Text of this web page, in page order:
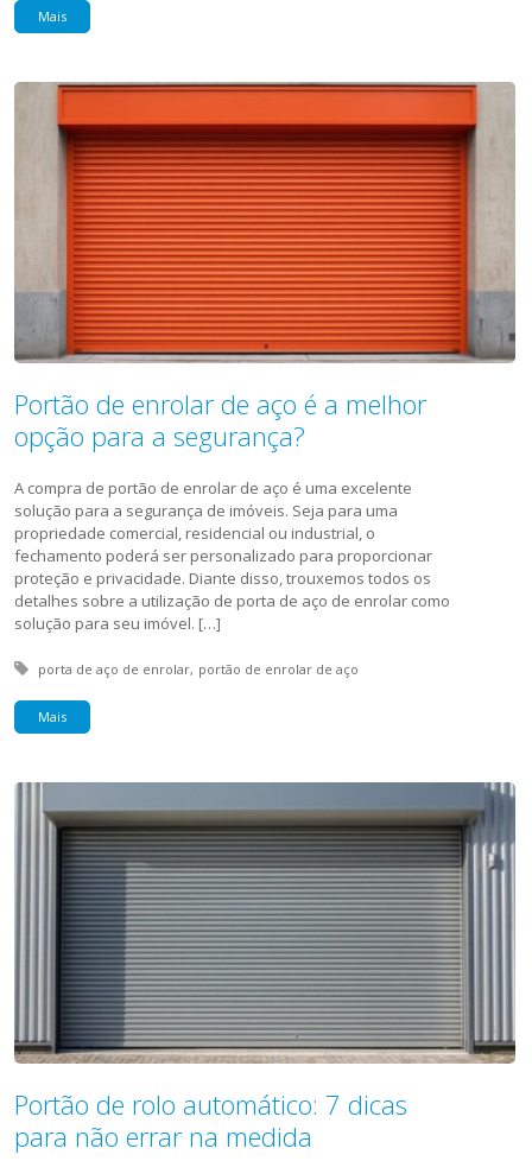
Mais
Portão de enrolar de aço é a melhor
opção para a segurança?
A compra de portão de enrolar de aço é uma excelente
solução para a segurança de imóveis. Seja para uma
propriedade comercial, residencial ou industrial, o
fechamento poderá ser personalizado para proporcionar
proteção e privacidade. Diante disso, trouxemos todos os
detalhes sobre a utilização de porta de aço de enrolar como
solução para seu imóvel. […]
Tagged with:
porta de aço de enrolar portão de enrolar de aço
Mais
Portão de rolo automático: 7 dicas
para não errar na medida